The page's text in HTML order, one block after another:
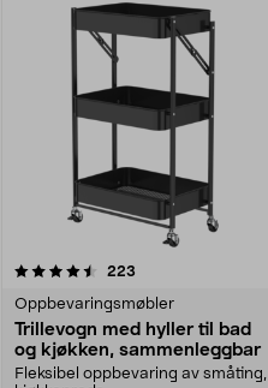
223
Oppbevaringsmøbler
Trillevogn med hyller til bad
og kjøkken, sammenleggbar
Fleksibel oppbevaring av småting,
0.0 av 5 stjerner